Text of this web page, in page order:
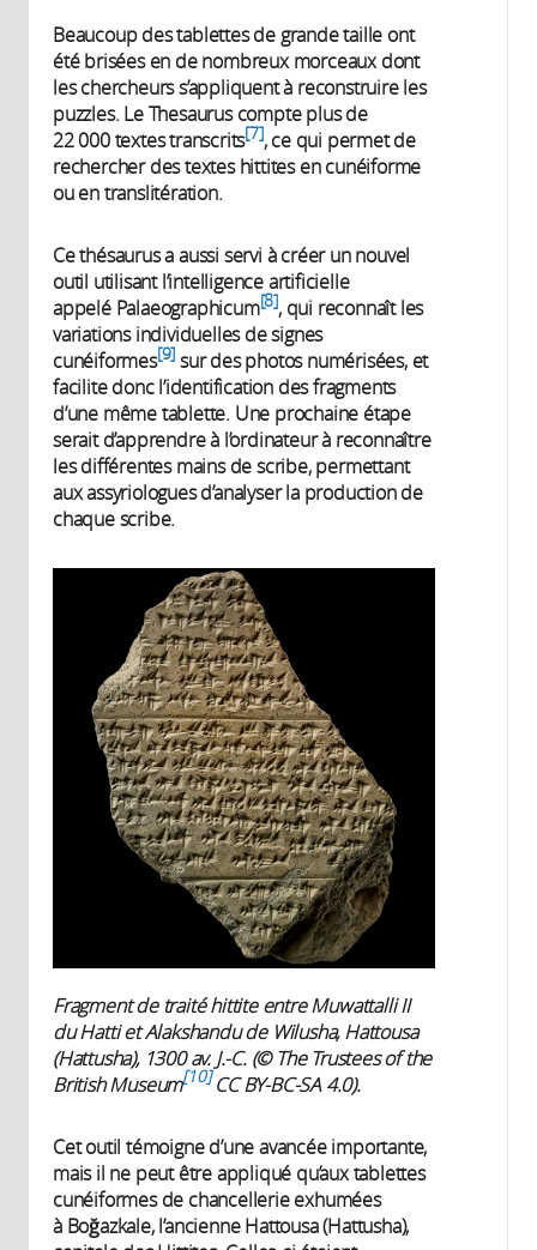
Beaucoup des tablettes de grande taille ont
été brisées en de nombreux morceaux dont
les chercheurs s’appliquent à reconstruire les
puzzles. Le Thesaurus compte plus de
22 000 textes transcrits 7 , ce qui permet de
rechercher des textes hittites en cunéiforme
ou en translitération.
Ce thésaurus a aussi servi à créer un nouvel
outil utilisant l’intelligence artificielle
appelé Palaeographicum 8 , qui reconnaît les
variations individuelles de signes
cunéiformes 9 sur des photos numérisées, et
facilite donc l’identification des fragments
d’une même tablette. Une prochaine étape
serait d’apprendre à l’ordinateur à reconnaître
les différentes mains de scribe, permettant
aux assyriologues d’analyser la production de
chaque scribe.
Fragment de traité hittite entre Muwattalli II
du Hatti et Alakshandu de Wilusha, Hattousa
(Hattusha), 1300 av. J.-C. (© The Trustees of the
British Museum 10 CC BY-BC-SA 4.0).
Cet outil témoigne d’une avancée importante,
mais il ne peut être appliqué qu’aux tablettes
cunéiformes de chancellerie exhumées
à Boğazkale, l’ancienne Hattousa (Hattusha),